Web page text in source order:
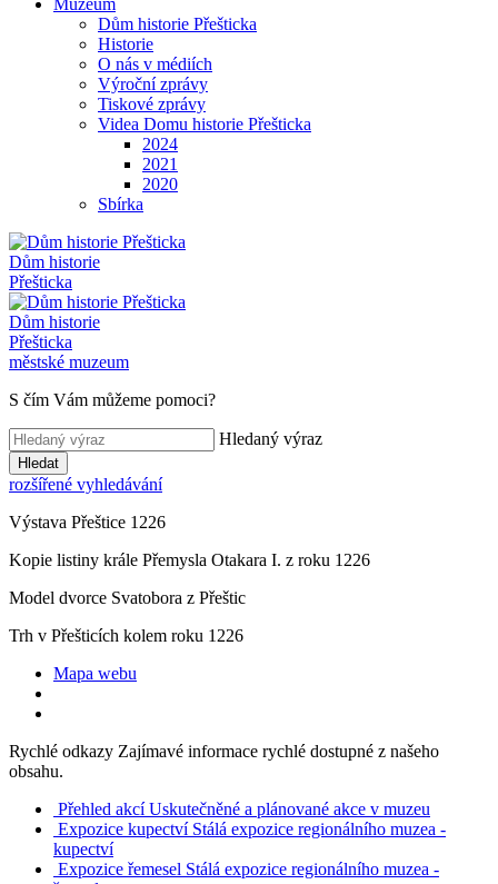
Muzeum
Dům historie Přešticka
Historie
O nás v médiích
Výroční zprávy
Tiskové zprávy
Videa Domu historie Přešticka
2024
2021
2020
Sbírka
Dům historie
Přešticka
Dům historie
Přešticka
městské muzeum
S čím Vám můžeme pomoci?
Hledaný výraz
Hledat
rozšířené vyhledávání
Výstava Přeštice 1226
Kopie listiny krále Přemysla Otakara I. z roku 1226
Model dvorce Svatobora z Přeštic
Trh v Přešticích kolem roku 1226
Mapa webu
Rychlé odkazy Zajímavé informace rychlé dostupné z našeho
obsahu.
Přehled akcí Uskutečněné a plánované akce v muzeu
Expozice kupectví Stálá expozice regionálního muzea -
kupectví
Expozice řemesel Stálá expozice regionálního muzea -